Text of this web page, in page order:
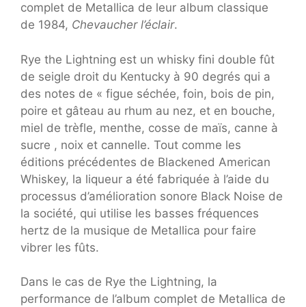
complet de Metallica de leur album classique
de 1984, Chevaucher l’éclair.
Rye the Lightning est un whisky fini double fût
de seigle droit du Kentucky à 90 degrés qui a
des notes de « figue séchée, foin, bois de pin,
poire et gâteau au rhum au nez, et en bouche,
miel de trèfle, menthe, cosse de maïs, canne à
sucre , noix et cannelle. Tout comme les
éditions précédentes de Blackened American
Whiskey, la liqueur a été fabriquée à l’aide du
processus d’amélioration sonore Black Noise de
la société, qui utilise les basses fréquences
hertz de la musique de Metallica pour faire
vibrer les fûts.
Dans le cas de Rye the Lightning, la
performance de l’album complet de Metallica de